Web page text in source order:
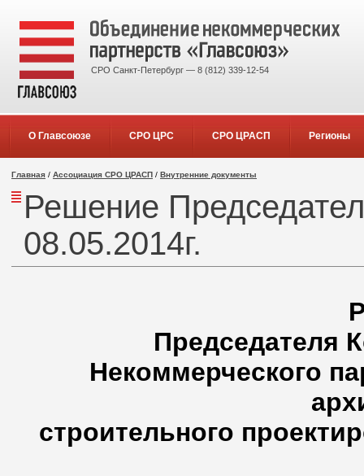
СРО Санкт-Петербург — 8 (812) 339-12-54
О Главсоюзе СРО ЦРС СРО ЦРАСП Регионы
Главная / Ассоциация СРО ЦРАСП / Внутренние документы
Решение
08.05.2014г.
Председателя
Некоммерческого
строительного